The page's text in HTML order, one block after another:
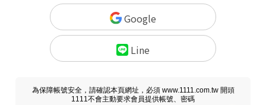
Google
Line
為保障帳號安全，請確認本頁網址，必須 www.1111.com.tw 開頭
1111不會主動要求會員提供帳號、密碼